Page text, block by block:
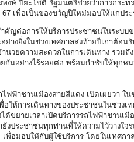
งษ์ ปิยะโชติ รัฐมนตรีช่วยว่าการกระท
67 เพื่อเป็นของขวัญปีใหม่มอบให้แก่ป
คัญต่อการให้บริการประชาชนในระบบ
างยิ่งในช่วงเทศกาลส่งท้ายปีเก่าต้อน
วยความสะดวกในการเดินทาง รวมถึ
กันอย่างไร้รอยต่อ พร้อมกำชับให้ทุกหน่
ฟ้าชานเมืองสายสีแดง เปิดเผยว่า ใน
ห้การเดินทางของประชาชนในช่วงเ
ขยายเวลาเปิดบริการรถไฟฟ้าชานเมื
ประชาชนทุกท่านที่ให้ความไว้วางใจ
พื่อมอบให้กับผู้ใช้บริการ โดยในเทศกา